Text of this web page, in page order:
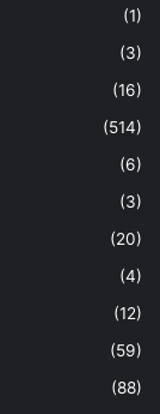
(1)
(3)
(16)
(514)
(6)
(3)
(20)
(4)
(12)
(59)
(88)